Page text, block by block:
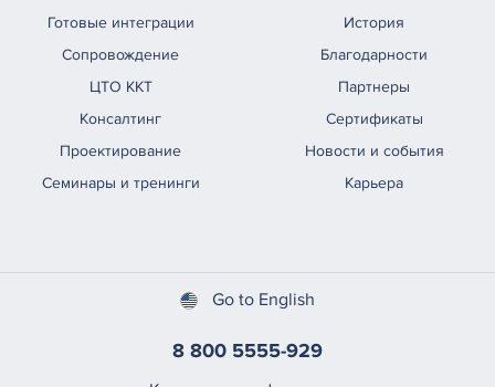
Готовые интеграции
Сопровождение
ЦТО ККТ
Консалтинг
Проектирование
Семинары и тренинги
История
Благодарности
Партнеры
Сертификаты
Новости и события
Карьера
Go to English
8 800 5555-929